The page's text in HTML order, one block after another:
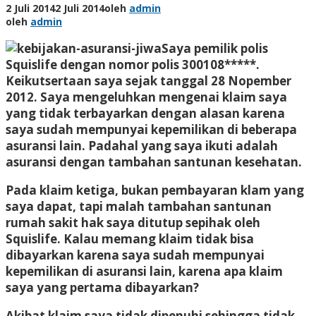
2 Juli 20142 Juli 2014oleh admin
oleh admin
Saya pemilik polis
Squislife dengan nomor polis 300108*****.
Keikutsertaan saya sejak tanggal 28 Nopember
2012. Saya mengeluhkan mengenai klaim saya
yang tidak terbayarkan dengan alasan karena
saya sudah mempunyai kepemilikan di beberapa
asuransi lain. Padahal yang saya ikuti adalah
asuransi dengan tambahan santunan kesehatan.
Pada klaim ketiga, bukan pembayaran klam yang
saya dapat, tapi malah tambahan santunan
rumah sakit hak saya ditutup sepihak oleh
Squislife. Kalau memang klaim tidak bisa
dibayarkan karena saya sudah mempunyai
kepemilikan di asuransi lain, karena apa klaim
saya yang pertama dibayarkan?